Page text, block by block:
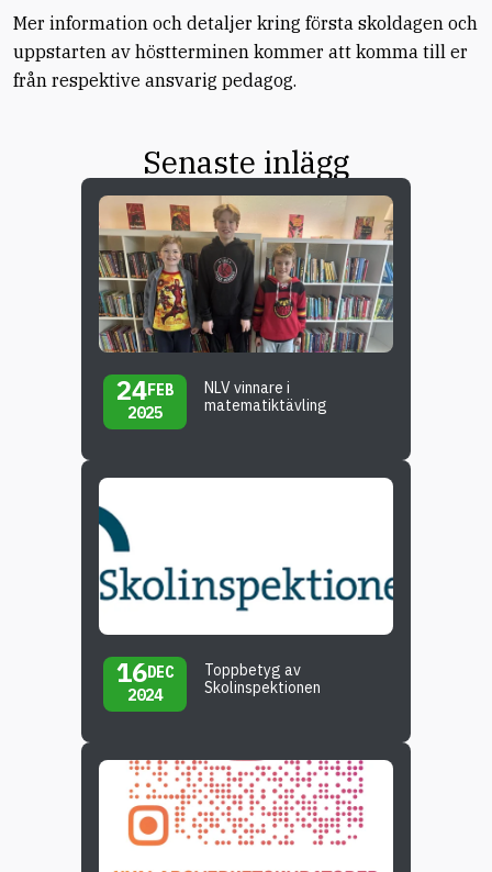
Mer information och detaljer kring första skoldagen och
uppstarten av höstterminen kommer att komma till er
från respektive ansvarig pedagog.
Senaste inlägg
24FEB
2025
NLV vinnare i
matematiktävling
16DEC
2024
Toppbetyg av
Skolinspektionen